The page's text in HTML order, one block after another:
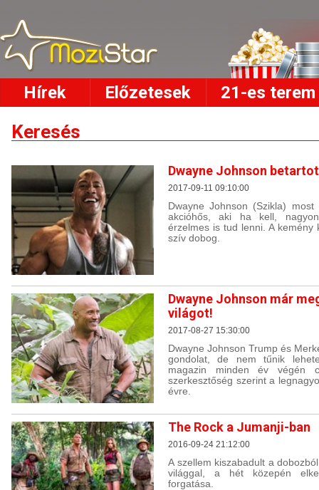
Hírek Előzetesek 21-es terem
Keresés
Dwayne Johnson
2017-09-11 09:10:00
Dwayne Johnson (Szikla)
akcióhős, aki ha kell,
érzelmes is tud lenni. A kemény
szív dobog.
Dwayne Johnson már
világot!
2017-08-27 15:30:00
Dwayne Johnson Trump és
gondolat, de nem tűnik
magazin minden év végén
szerkesztőség szerint a
évre.
The Rock a Jumanji-ban
2016-09-24 21:12:00
A szellem kiszabadult a
világgal, a hét közepén
forgatása.